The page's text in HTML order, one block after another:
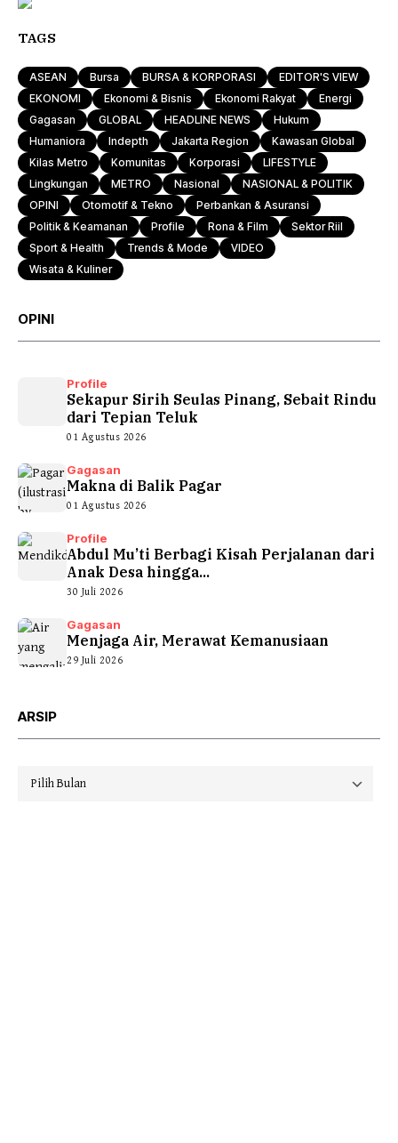
TAGS
ASEAN Bursa BURSA & KORPORASI
EDITOR'S VIEW
EKONOMI
Ekonomi & Bisnis Ekonomi Rakyat
Energi
Gagasan
GLOBAL HEADLINE NEWS
Hukum
Humaniora
Indepth Jakarta Region
Kawasan Global
Kilas Metro
Komunitas Korporasi
LIFESTYLE
Lingkungan
METRO Nasional
NASIONAL & POLITIK
OPINI
Otomotif & Tekno
Perbankan & Asuransi
Politik & Keamanan
Profile Rona & Film
Sektor Riil
Sport & Health
Trends & Mode
VIDEO
Wisata & Kuliner
OPINI
Profile
Sekapur Sirih Seulas Pinang, Sebait Rindu
dari Tepian Teluk
01 Agustus 2026
Gagasan
Makna di Balik Pagar
01 Agustus 2026
Profile
Abdul Mu’ti Berbagi Kisah Perjalanan dari
Anak Desa hingga...
30 Juli 2026
Gagasan
Menjaga Air, Merawat Kemanusiaan
29 Juli 2026
ARSIP
Arsip